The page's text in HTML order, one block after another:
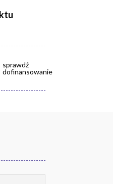
sprawdź
dofinansowanie